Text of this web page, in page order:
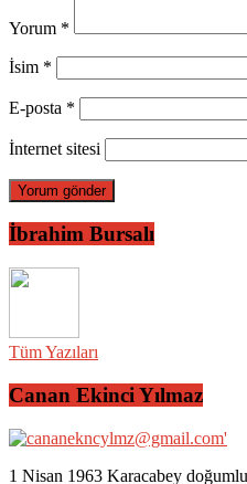
Yorum *
İsim *
E-posta *
İnternet sitesi
İbrahim Bursalı
Tüm Yazıları
Canan Ekinci Yılmaz
1 Nisan 1963 Karacabey